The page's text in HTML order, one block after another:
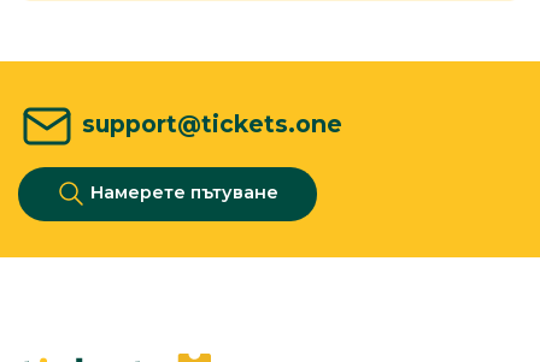
support@tickets.one
Намерете пътуване